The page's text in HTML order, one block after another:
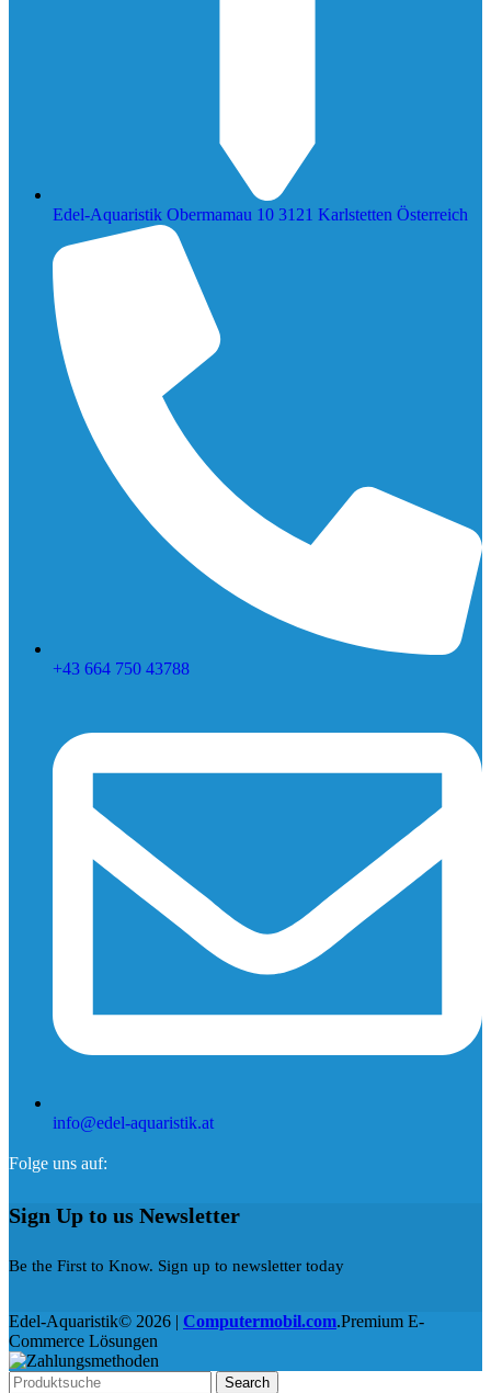
Edel-Aquaristik Obermamau 10 3121 Karlstetten Österreich
+43 664 750 43788
info@edel-aquaristik.at
Folge uns auf:
Sign Up to us Newsletter
Be the First to Know. Sign up to newsletter today
Edel-Aquaristik© 2026 | Computermobil.com.Premium E-
Commerce Lösungen
Search